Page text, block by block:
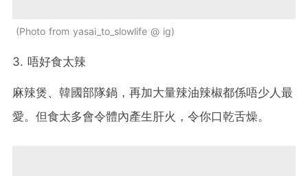
Photo from yasai_to_slowlife @ ig
3. 唔好食太辣
麻辣煲、韓國部隊鍋，再加大量辣油辣椒都係唔少人最
愛。但食太多會令體內產生肝火，令你口乾舌燥。